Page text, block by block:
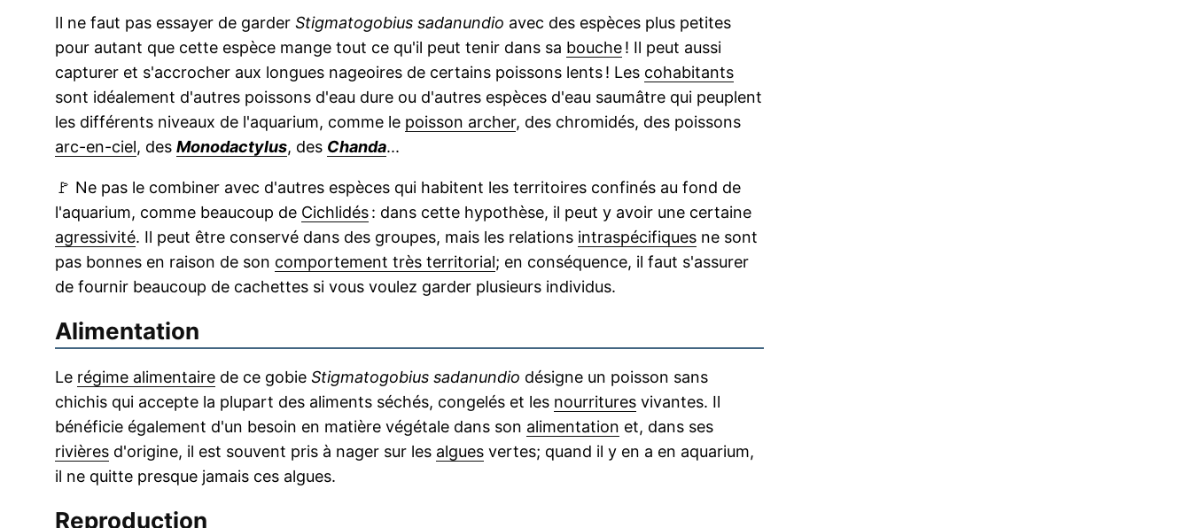
Il ne faut pas essayer de garder Stigmatogobius sadanundio avec des espèces plus petites
pour autant que cette espèce mange tout ce qu'il peut tenir dans sa bouche! Il peut aussi
capturer et s'accrocher aux longues nageoires de certains poissons lents ! Les cohabitants
sont idéalement d'autres poissons d'eau dure ou d'autres espèces d'eau saumâtre qui peuplent
les différents niveaux de l'aquarium, comme le poisson archer, des chromidés, des poissons
arc-en-ciel, des Monodactylus, des Chanda...
🚩 Ne pas le combiner avec d'autres espèces qui habitent les territoires confinés au fond de
l'aquarium, comme beaucoup de Cichlidés: dans cette hypothèse, il peut y avoir une certaine
agressivité. Il peut être conservé dans des groupes, mais les relations intraspécifiques ne sont
pas bonnes en raison de son comportement très territorial; en conséquence, il faut s'assurer
de fournir beaucoup de cachettes si vous voulez garder plusieurs individus.
Alimentation
Le régime alimentaire de ce gobie Stigmatogobius sadanundio désigne un poisson sans
chichis qui accepte la plupart des aliments séchés, congelés et les nourritures vivantes. Il
bénéficie également d'un besoin en matière végétale dans son alimentation et, dans ses
rivières d'origine, il est souvent pris à nager sur les algues vertes; quand il y en a en aquarium,
il ne quitte presque jamais ces algues.
Reproduction